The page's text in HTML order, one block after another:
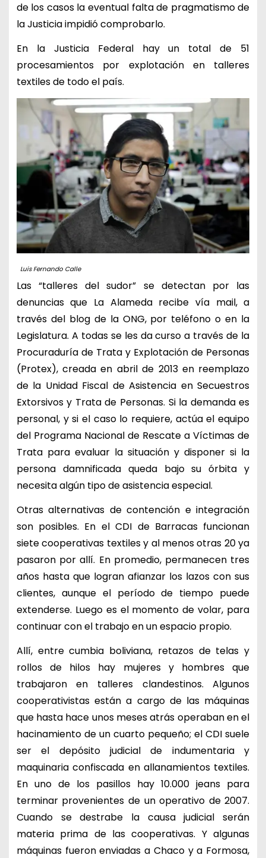
de los casos la eventual falta de pragmatismo de
la Justicia impidió comprobarlo.
En la Justicia Federal hay un total de 51
procesamientos por explotación en talleres
textiles de todo el país.
Luis Fernando Calle
Las “talleres del sudor” se detectan por las
denuncias que La Alameda recibe vía mail, a
través del blog de la ONG, por teléfono o en la
Legislatura. A todas se les da curso a través de la
Procuraduría de Trata y Explotación de Personas
(Protex), creada en abril de 2013 en reemplazo
de la Unidad Fiscal de Asistencia en Secuestros
Extorsivos y Trata de Personas. Si la demanda es
personal, y si el caso lo requiere, actúa el equipo
del Programa Nacional de Rescate a Víctimas de
Trata para evaluar la situación y disponer si la
persona damnificada queda bajo su órbita y
necesita algún tipo de asistencia especial.
Otras alternativas de contención e integración
son posibles. En el CDI de Barracas funcionan
siete cooperativas textiles y al menos otras 20 ya
pasaron por allí. En promedio, permanecen tres
años hasta que logran afianzar los lazos con sus
clientes, aunque el período de tiempo puede
extenderse. Luego es el momento de volar, para
continuar con el trabajo en un espacio propio.
Allí, entre cumbia boliviana, retazos de telas y
rollos de hilos hay mujeres y hombres que
trabajaron en talleres clandestinos. Algunos
cooperativistas están a cargo de las máquinas
que hasta hace unos meses atrás operaban en el
hacinamiento de un cuarto pequeño; el CDI suele
ser el depósito judicial de indumentaria y
maquinaria confiscada en allanamientos textiles.
En uno de los pasillos hay 10.000 jeans para
terminar provenientes de un operativo de 2007.
Cuando se destrabe la causa judicial serán
materia prima de las cooperativas. Y algunas
máquinas fueron enviadas a Chaco y a Formosa,